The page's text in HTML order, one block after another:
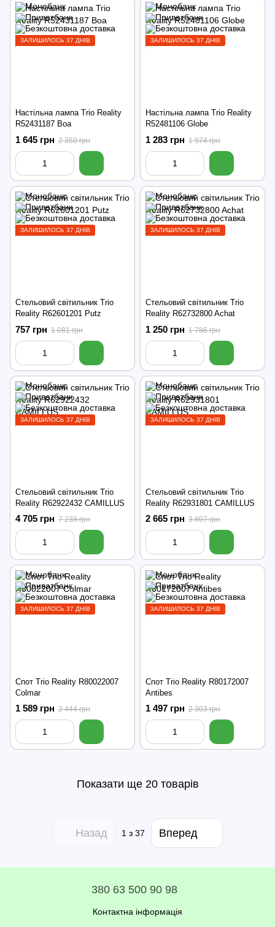
ЗАЛИШИЛОСЬ 37 ДНІВ
Настільна лампа Trio Reality
R52431187 Boa
1 645 грн 2 350 грн
ЗАЛИШИЛОСЬ 37 ДНІВ
Настільна лампа Trio Reality
R52481106 Globe
1 283 грн 1 974 грн
ЗАЛИШИЛОСЬ 37 ДНІВ
Стельовий світильник Trio
Reality R62601201 Putz
757 грн 1 081 грн
ЗАЛИШИЛОСЬ 37 ДНІВ
Стельовий світильник Trio
Reality R62732800 Achat
1 250 грн 1 786 грн
ЗАЛИШИЛОСЬ 37 ДНІВ
Стельовий світильник Trio
Reality R62922432 CAMILLUS
4 705 грн 7 238 грн
ЗАЛИШИЛОСЬ 37 ДНІВ
Стельовий світильник Trio
Reality R62931801 CAMILLUS
2 665 грн 3 807 грн
ЗАЛИШИЛОСЬ 37 ДНІВ
Спот Trio Reality R80022007
Colmar
1 589 грн 2 444 грн
ЗАЛИШИЛОСЬ 37 ДНІВ
Спот Trio Reality R80172007
Antibes
1 497 грн 2 303 грн
Показати ще 20 товарів
Назад 1з 37 Вперед
380 63 500 90 98
Контактна інформація